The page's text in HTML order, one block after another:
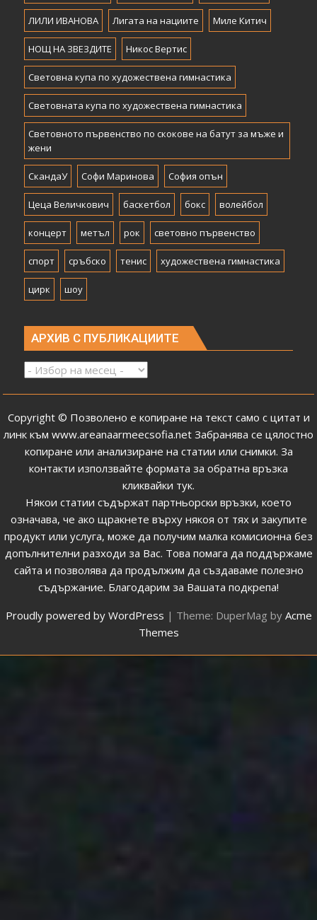
ЛИЛИ ИВАНОВА Лигата на нациите Миле Китич
НОЩ НА ЗВЕЗДИТЕ Никос Вертис
Световна купа по художествена гимнастика
Световната купа по художествена гимнастика
Световното първенство по скокове на батут за мъже и
жени
СкандаУ Софи Маринова София опън
Цеца Величкович баскетбол бокс волейбол
концерт метъл рок световно първенство
спорт сръбско тенис художествена гимнастика
цирк шоу
АРХИВ С ПУБЛИКАЦИИТЕ
Архив
Copyright © Позволено е копиране на текст само с цитат и
линк към www.areanaarmeecsofia.net Забранява се цялостно
копиране или анализиране на статии или снимки. За
контакти използвайте формата за обратна връзка
кликвайки тук.
Някои статии съдържат партньорски връзки, което
означава, че ако щракнете върху някоя от тях и закупите
продукт или услуга, може да получим малка комисионна без
допълнителни разходи за Вас. Това помага да поддържаме
сайта и позволява да продължим да създаваме полезно
съдържание. Благодарим за Вашата подкрепа!
Proudly powered by WordPress | Theme: DuperMag by Acme
Themes